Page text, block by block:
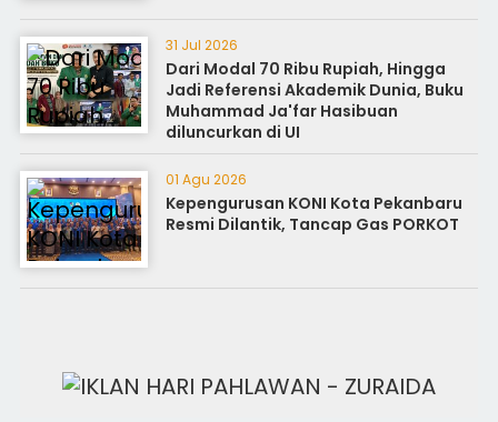
31 Jul 2026
Dari Modal 70 Ribu Rupiah, Hingga
Jadi Referensi Akademik Dunia, Buku
Muhammad Ja'far Hasibuan
diluncurkan di UI
01 Agu 2026
Kepengurusan KONI Kota Pekanbaru
Resmi Dilantik, Tancap Gas PORKOT